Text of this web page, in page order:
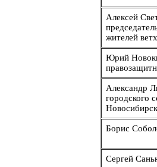
Алексей
жителей
Юрий
Александр
городского
Борис
Сергей